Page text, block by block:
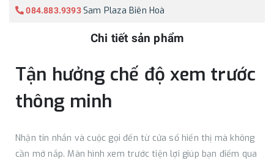
084.883.9393 Sam Plaza Biên Hoà
Chi tiết sản phẩm
Tận hưởng chế độ xem trước
thông minh
Nhận tin nhắn và cuộc gọi đến từ cửa sổ hiển thị mà không
cần mở nắp. Màn hình xem trước tiện lợi giúp bạn điểm qua